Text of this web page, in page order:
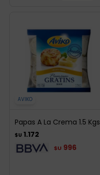
AVIKO
Papas A La Crema 1.5 Kgs
$U 1.172
$U 996